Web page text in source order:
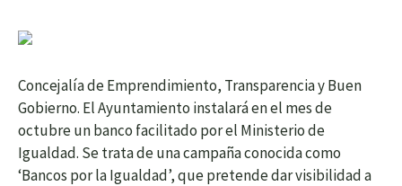
Concejalía de Emprendimiento, Transparencia y Buen
Gobierno. El Ayuntamiento instalará en el mes de
octubre un banco facilitado por el Ministerio de
Igualdad. Se trata de una campaña conocida como
‘Bancos por la Igualdad’, que pretende dar visibilidad a